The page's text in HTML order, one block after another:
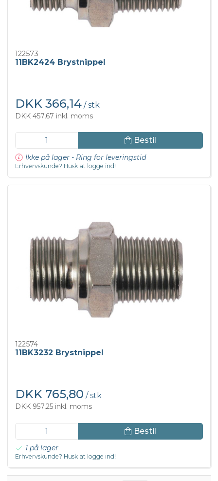
122573
11BK2424 Brystnippel
DKK 366,14 / stk
DKK 457,67 inkl. moms
Bestil
Ikke på lager - Ring for leveringstid
Erhvervskunde? Husk at logge ind!
122574
11BK3232 Brystnippel
DKK 765,80 / stk
DKK 957,25 inkl. moms
Bestil
1 på lager
Erhvervskunde? Husk at logge ind!